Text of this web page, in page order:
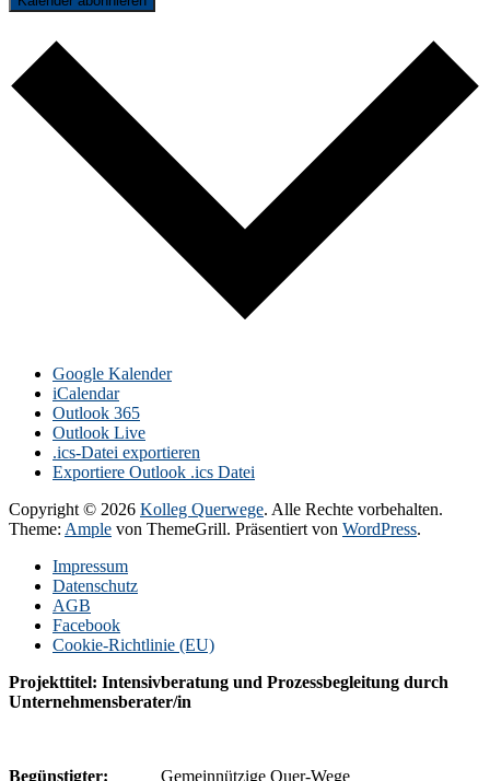
Google Kalender
iCalendar
Outlook 365
Outlook Live
.ics-Datei exportieren
Exportiere Outlook .ics Datei
Copyright © 2026 Kolleg Querwege. Alle Rechte vorbehalten.
Theme: Ample von ThemeGrill. Präsentiert von WordPress.
Impressum
Datenschutz
AGB
Facebook
Cookie-Richtlinie (EU)
Projekttitel: Intensivberatung und Prozessbegleitung durch
Unternehmensberater/in
Begünstigter: Gemeinnützige Quer-Wege